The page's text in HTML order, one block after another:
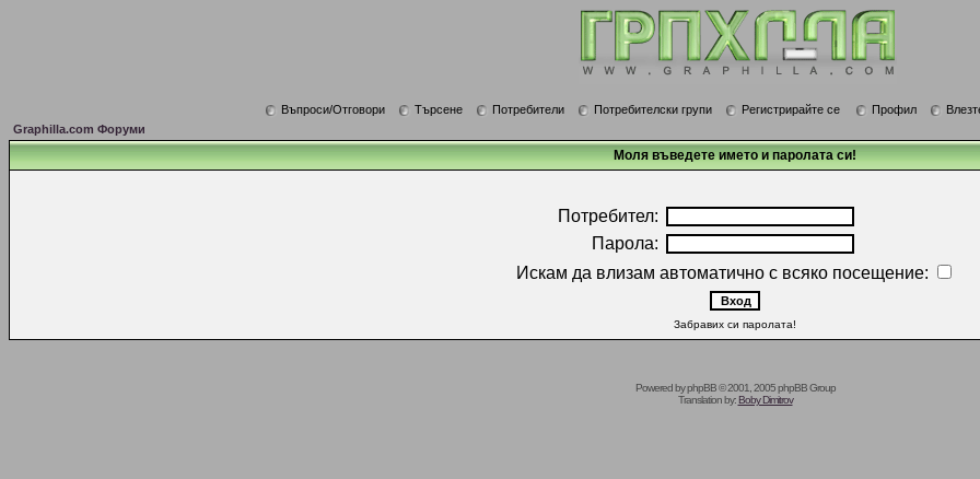
Въпроси/Отговори Търсене Потребители Потребителски групи Регистрирайте се Профил
Graphilla.com Форуми
Моля въведете името и паролата си!
Потребител:
Парола:
Искам да влизам автоматично с всяко посещение:
Забравих си паролата!
Powered byphpBB© 2001, 2005 phpBB Group
Translation by:Boby Dimitrov